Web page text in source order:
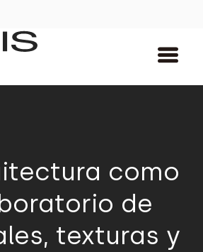
como
de
texturas y